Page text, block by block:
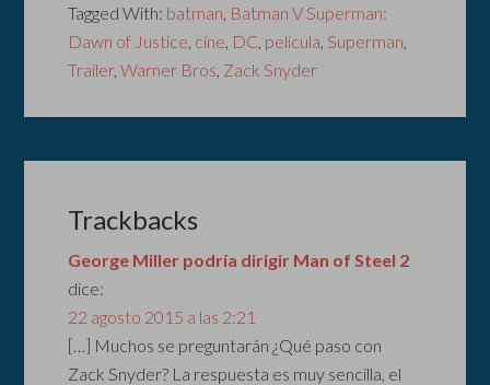
Tagged With: batman Batman V Superman:
Dawn of Justice cine DC película Superman
Trailer,Warner Bros Zack Snyder
Trackbacks
George Miller podría dirigir Man of Steel 2
dice:
22 agosto 2015 a las 2:21
[…] Muchos se preguntarán ¿Qué paso con
Zack Snyder? La respuesta es muy sencilla, el